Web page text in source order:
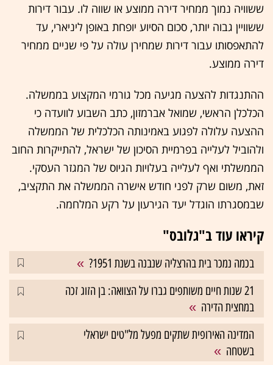
ששוויה נמוך ממחיר דירה ממוצע או שווה לו. עבור דירות
ששוויין גבוה יותר, סכום הסיוע יופחת באופן ליניארי, עד
להתאפסותו עבור דירות שמחירן עולה על פי שניים ממחיר
דירה ממוצע.
ההתנגדות להצעה מגיעה מכל גורמי המקצוע בממשלה.
הכלכלן הראשי, שמואל אברמזון, כתב השבוע לוועדה כי
ההצעה עלולה לפגוע באמינותה הכלכלית של הממשלה
ולהוביל לעלייה בפרמיית הסיכון של ישראל, להתייקרות החוב
הממשלתי ואף לעלייה בעלויות הגיוס של המגזר העסקי.
זאת, משום שרק לפני חודש אישרה הממשלה את התקציב,
שבמסגרתו הוגדל יעד הגירעון על רקע המלחמה.
קיראו עוד ב"גלובס"
בכמה נמכר בית בהרצליה שנבנה בשנת 1951?
21 שנות חיים משותפים גברו על הצוואה: בן הזוג זכה
במחצית הדירה
המדינה האירופית שתקים מפעל מל"טים ישראלי
בשטחה